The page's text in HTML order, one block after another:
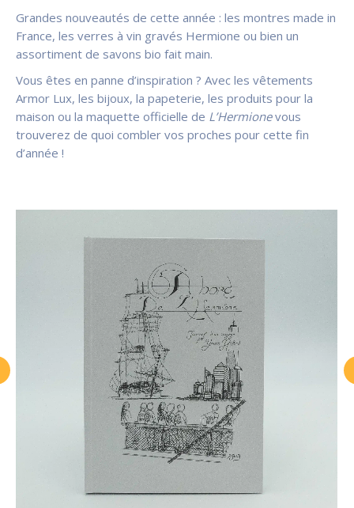
Grandes nouveautés de cette année : les montres made in
France, les verres à vin gravés Hermione ou bien un
assortiment de savons bio fait main.
Vous êtes en panne d’inspiration ? Avec les vêtements
Armor Lux, les bijoux, la papeterie, les produits pour la
maison ou la maquette officielle de L’Hermionevous
trouverez de quoi combler vos proches pour cette fin
d’année !